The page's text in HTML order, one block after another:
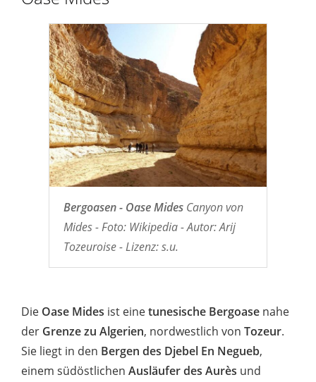
Bergoasen - Oase MidesCanyon von
Mides - Foto: Wikipedia - Autor: Arij
Tozeuroise - Lizenz: s.u.
Die Oase Mides ist einetunesische Bergoase nahe
der Grenze zu Algerien, nordwestlich von Tozeur.
Sie liegt in den Bergen des Djebel En Negueb,
einem südöstlichen Ausläufer des Aurès und